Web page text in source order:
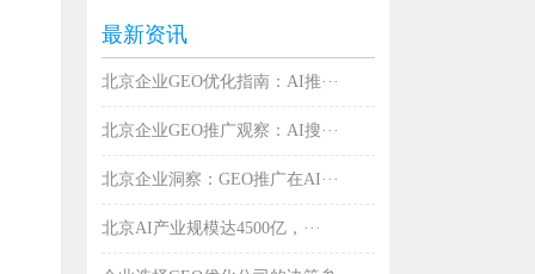
最新资讯
北京企业GEO优化指南：AI推···
北京企业GEO推广观察：AI搜···
北京企业洞察：GEO推广在AI···
北京AI产业规模达4500亿，···